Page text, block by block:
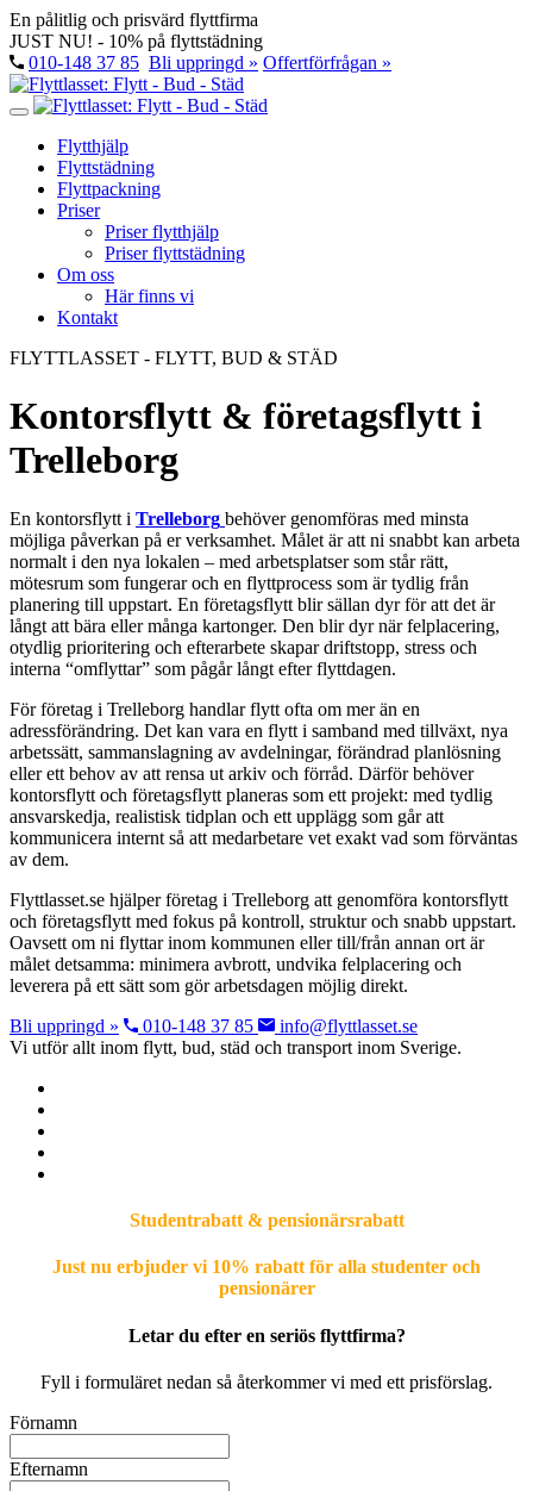
En pålitlig och prisvärd flyttfirma
JUST NU! - 10% på flyttstädning
010-148 37 85 Bli uppringd » Offertförfrågan »
Flytthjälp
Flyttstädning
Flyttpackning
Priser
Priser flytthjälp
Priser flyttstädning
Om oss
Här finns vi
Kontakt
FLYTTLASSET - FLYTT, BUD & STÄD
Kontorsflytt & företagsflytt i
Trelleborg
En kontorsflytt i Trelleborg behöver genomföras med minsta
möjliga påverkan på er verksamhet. Målet är att ni snabbt kan arbeta
normalt i den nya lokalen – med arbetsplatser som står rätt,
mötesrum som fungerar och en flyttprocess som är tydlig från
planering till uppstart. En företagsflytt blir sällan dyr för att det är
långt att bära eller många kartonger. Den blir dyr när felplacering,
otydlig prioritering och efterarbete skapar driftstopp, stress och
interna “omflyttar” som pågår långt efter flyttdagen.
För företag i Trelleborg handlar flytt ofta om mer än en
adressförändring. Det kan vara en flytt i samband med tillväxt, nya
arbetssätt, sammanslagning av avdelningar, förändrad planlösning
eller ett behov av att rensa ut arkiv och förråd. Därför behöver
kontorsflytt och företagsflytt planeras som ett projekt: med tydlig
ansvarskedja, realistisk tidplan och ett upplägg som går att
kommunicera internt så att medarbetare vet exakt vad som förväntas
av dem.
Flyttlasset.se hjälper företag i Trelleborg att genomföra kontorsflytt
och företagsflytt med fokus på kontroll, struktur och snabb uppstart.
Oavsett om ni flyttar inom kommunen eller till/från annan ort är
målet detsamma: minimera avbrott, undvika felplacering och
leverera på ett sätt som gör arbetsdagen möjlig direkt.
Bli uppringd »
010-148 37 85
info@flyttlasset.se
Vi utför allt inom flytt, bud, städ och transport inom Sverige.
Studentrabatt & pensionärsrabatt
Just nu erbjuder vi 10% rabatt för alla studenter och
pensionärer
Letar du efter en seriös flyttfirma?
Fyll i formuläret nedan så återkommer vi med ett prisförslag.
Förnamn
Efternamn